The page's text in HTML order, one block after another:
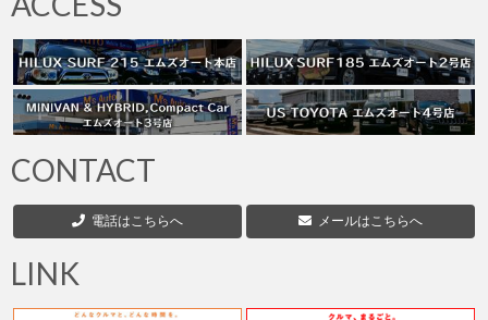
CONTACT
電話はこちらへ メールはこちらへ
LINK